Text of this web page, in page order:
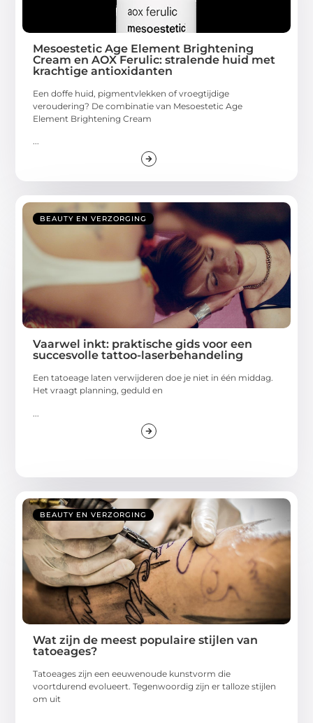
Mesoestetic Age Element Brightening
Cream en AOX Ferulic: stralende huid met
krachtige antioxidanten
Een doffe huid, pigmentvlekken of vroegtijdige
veroudering? De combinatie van Mesoestetic Age
Element Brightening Cream
...
BEAUTY EN VERZORGING
Vaarwel inkt: praktische gids voor een
succesvolle tattoo-laserbehandeling
Een tatoeage laten verwijderen doe je niet in één middag.
Het vraagt planning, geduld en
BEAUTY EN VERZORGING
Wat zijn de meest populaire stijlen van
tatoeages?
Tatoeages zijn een eeuwenoude kunstvorm die
voortdurend evolueert. Tegenwoordig zijn er talloze stijlen
om uit